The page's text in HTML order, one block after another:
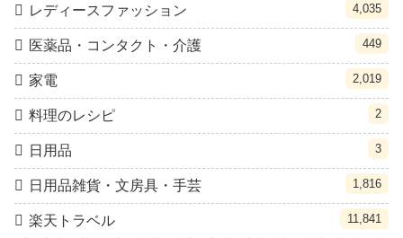
レディースファッション 4,035
医薬品・コンタクト・介護 449
家電 2,019
料理のレシピ 2
日用品 3
日用品雑貨・文房具・手芸 1,816
楽天トラベル 11,841